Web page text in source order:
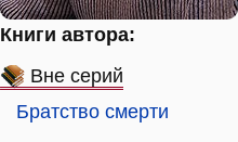
Книги автора:
Вне серий
Братство смерти